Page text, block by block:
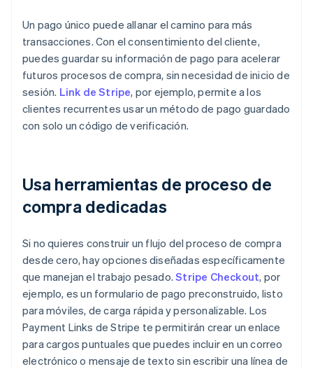
Un pago único puede allanar el camino para más
transacciones. Con el consentimiento del cliente,
puedes guardar su información de pago para acelerar
futuros procesos de compra, sin necesidad de inicio de
sesión. Link de Stripe, por ejemplo, permite a los
clientes recurrentes usar un método de pago guardado
con solo un código de verificación.
Usa herramientas de proceso de
compra dedicadas
Si no quieres construir un flujo del proceso de compra
desde cero, hay opciones diseñadas específicamente
que manejan el trabajo pesado.Stripe Checkout, por
ejemplo, es un formulario de pago preconstruido, listo
para móviles, de carga rápida y personalizable. Los
Payment Links de Stripe te permitirán crear un enlace
para cargos puntuales que puedes incluir en un correo
electrónico o mensaje de texto sin escribir una línea de